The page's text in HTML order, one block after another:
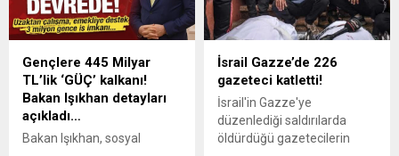
Gençlere 445 Milyar
TL’lik ‘GÜÇ’ kalkanı!
Bakan Işıkhan detayları
açıkladı…
Bakan Işıkhan, sosyal
İsrail Gazze’de 226
gazeteci katletti!
İsrail'in Gazze'ye
düzenlediği saldırılarda
öldürdüğü gazetecilerin